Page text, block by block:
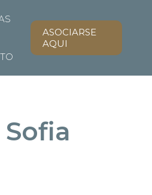
ASOCIARSE
AQUI